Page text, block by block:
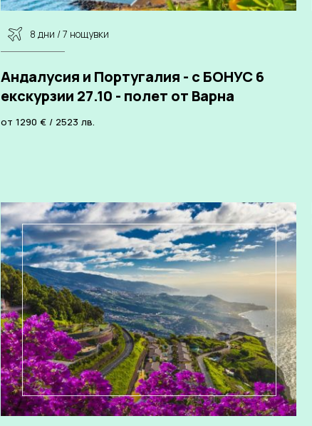
8 дни / 7 нощувки
Андалусия и Португалия - с БОНУС 6
екскурзии 27.10 - полет от Варна
от 1290 € / 2523 лв.